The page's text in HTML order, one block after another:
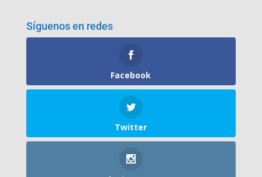
Síguenos en redes
Facebook
Twitter